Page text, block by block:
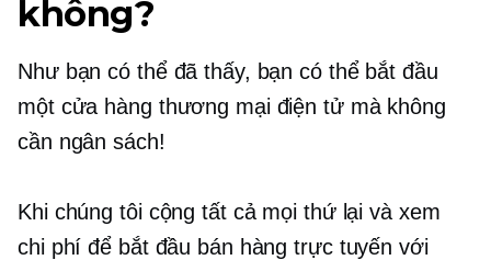
không?
Như bạn có thể đã thấy, bạn có thể bắt đầu
một cửa hàng thương mại điện tử mà không
cần ngân sách!
Khi chúng tôi cộng tất cả mọi thứ lại và xem
chi phí để bắt đầu bán hàng trực tuyến với